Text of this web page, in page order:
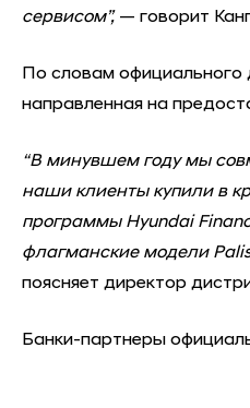
сервисом”, — говорит
По словам официального
направленная на
“В минувшем году мы
наши клиенты купили в
программы Hyundai
флагманские модели
поясняет директор
Банки-партнеры